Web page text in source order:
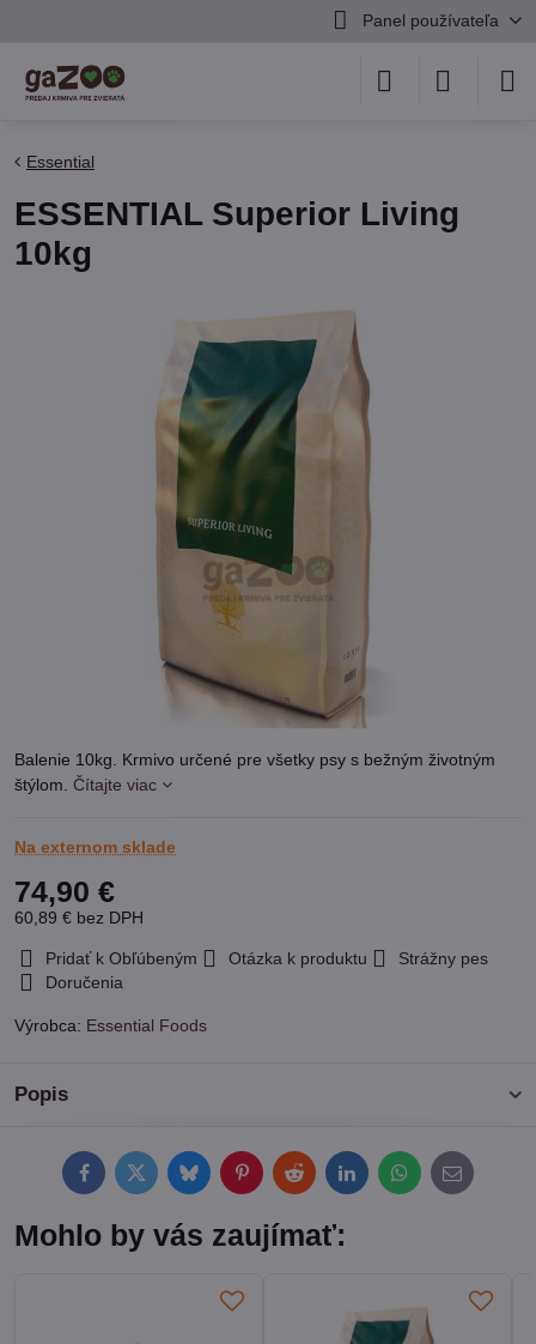
Panel používateľa
Essential
ESSENTIAL Superior Living
10kg
Balenie 10kg. Krmivo určené pre všetky psy s bežným životným
štýlom. Čítajte viac
Na externom sklade
74,90 €
60,89 € bez DPH
Pridať k Obľúbeným Otázka k produktu
Strážny pes
Doručenia
Výrobca: Essential Foods
Popis
FacebookTwitterBlueskyPinterestRedditLinkedInWhatsApp
E-
mail
Mohlo by vás zaujímať: